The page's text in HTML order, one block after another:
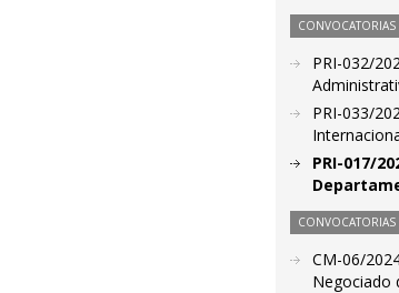
CONVOCATORIAS
PRI-032/
PRI-033/
PRI-017/
CONVOCATORIAS
CM-06/
Negociado